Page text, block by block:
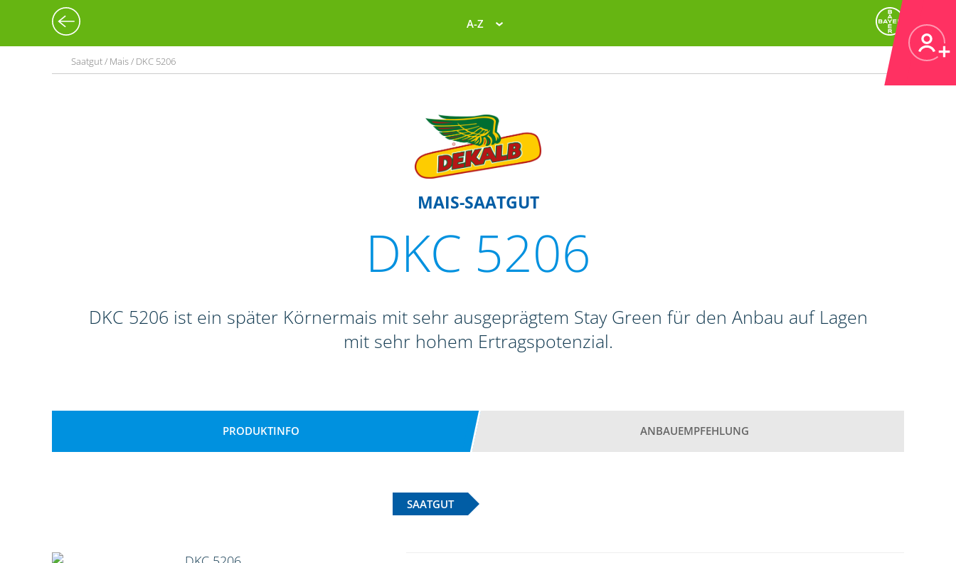
A-Z
Saatgut / Mais / DKC 5206
MAIS-SAATGUT
DKC 5206
DKC 5206 ist ein später Körnermais mit sehr ausgeprägtem Stay Green für den Anbau auf Lagen
mit sehr hohem Ertragspotenzial.
PRODUKTINFO ANBAUEMPFEHLUNG
SAATGUT